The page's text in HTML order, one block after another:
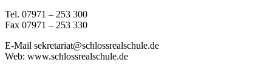
Tel. 07971 – 253 300
Fax 07971 – 253 330
E-Mail sekretariat@schlossrealschule.de
Web: www.schlossrealschule.de